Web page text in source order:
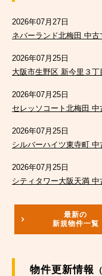
2026年07月27日
ネバーランド北梅田 中
2026年07月25日
大阪市生野区 新今里３
2026年07月25日
セレッソコート北梅田
2026年07月25日
シルバーハイツ東寺町
2026年07月25日
シティタワー大阪天満
最新の
新規物件一覧
物件更新情報